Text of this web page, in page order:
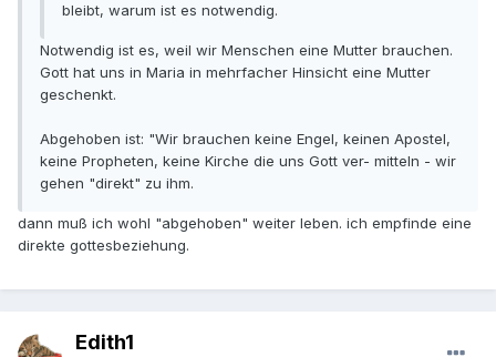
bleibt, warum ist es notwendig.
Notwendig ist es, weil wir Menschen eine Mutter brauchen.
Gott hat uns in Maria in mehrfacher Hinsicht eine Mutter
geschenkt.
Abgehoben ist: "Wir brauchen keine Engel, keinen Apostel,
keine Propheten, keine Kirche die uns Gott ver- mitteln - wir
gehen "direkt" zu ihm.
dann muß ich wohl "abgehoben" weiter leben. ich empfinde eine
direkte gottesbeziehung.
Edith1